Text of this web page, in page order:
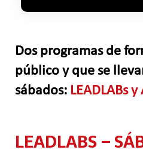
Dos programas de
público y que se
sábados: LEADLABs y
LEADLABS –